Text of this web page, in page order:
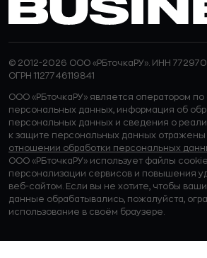
© 2012-2026 ООО «РБточкаРУ». ИНН
ОГРН 1127746119841
ООО «РБточкаРУ» является оператором по
персональных данных, информация об
персональных данных и сведения о
к защите персональных данных отражены
отношении обработки персональных
ООО «РБточкаРУ» использует файлы
персонализации сервисов и повышения
веб-сайтом. Если вы не хотите, чтобы
данные обрабатывались, пожалуйста,
использование в своём браузере.